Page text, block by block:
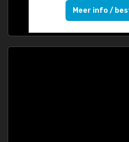
Meer info /